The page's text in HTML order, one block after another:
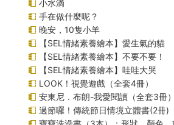
小水滴
手在做什麼呢？
晚安，10隻小羊
【SEL情緒素養繪本】愛生氣的貓
【SEL情緒素養繪本】不要不要！
【SEL情緒素養繪本】哇哇大哭
LOOK！視覺遊戲（全套4冊）
安東尼．布朗-我愛閱讀（全套3冊
過節囉！傳統節日情境立體書(2冊)